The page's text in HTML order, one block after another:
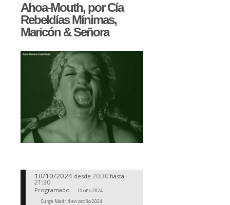
Ahoa-Mouth, por Cía
Rebeldías Mínimas,
Maricón & Señora
10/10/2024 desde 20:30 hasta
21:30
Programado
Otoño 2024
Surge Madrid en otoño 2024